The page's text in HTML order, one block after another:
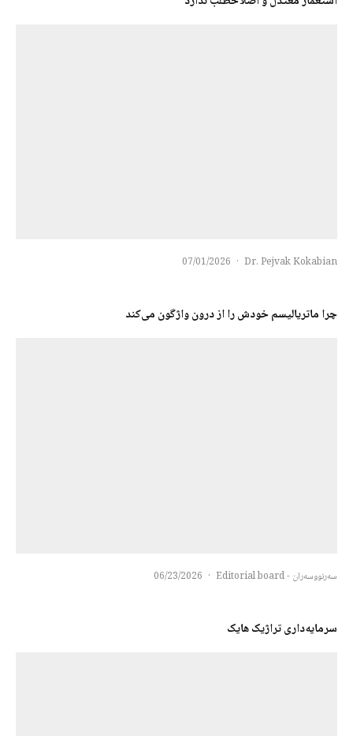
Dr. Pejvak Kokabian
·
07/01/2026
چرا ماتریالیسم خودش را از درون واژگون می‌کند
سەرنووسەران - Editorial board ·
06/23/2026
سرمایه‌داری تراژیک هایک